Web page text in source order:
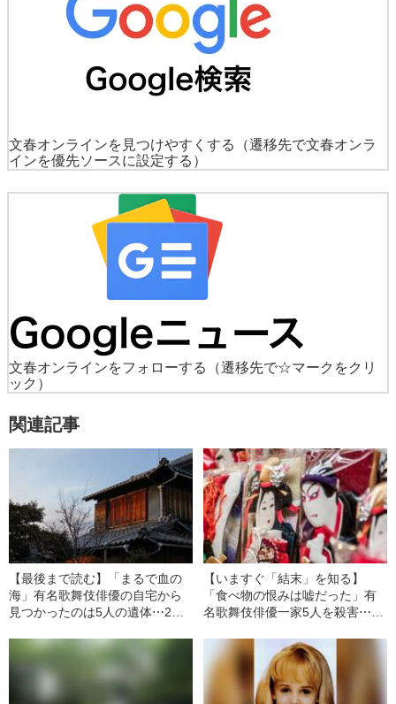
文春オンラインを見つけやすくする
（遷移先で文春オンラ
インを優先ソースに設定する）
文春オンラインをフォローする
（遷移先で☆マークをクリ
ック）
関連記事
【最後まで読む】「まるで血の
海」有名歌舞伎俳優の自宅から
見つかったのは5人の遺体⋯2歳
は“被害者のすぐ側”にいた（昭和
【いますぐ「結末」を知る】
「食べ物の恨みは嘘だった」有
名歌舞伎俳優一家5人を殺害⋯22
害動機』（昭和21年の事件）